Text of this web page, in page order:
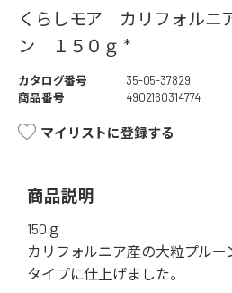
くらしモア カリフォルニ
ン １５０ｇ *
カタログ番号
35-05-37829
商品番号
4902160314774
マイリストに登録する
商品説明
150ｇ
カリフォルニア産の大粒プル
タイプに仕上げました。